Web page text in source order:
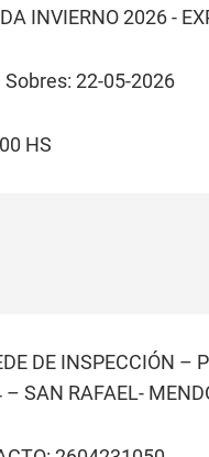
INVIERNO 2026 -
22-05-2026
HS
DE INSPECCIÓN –
SAN RAFAEL-